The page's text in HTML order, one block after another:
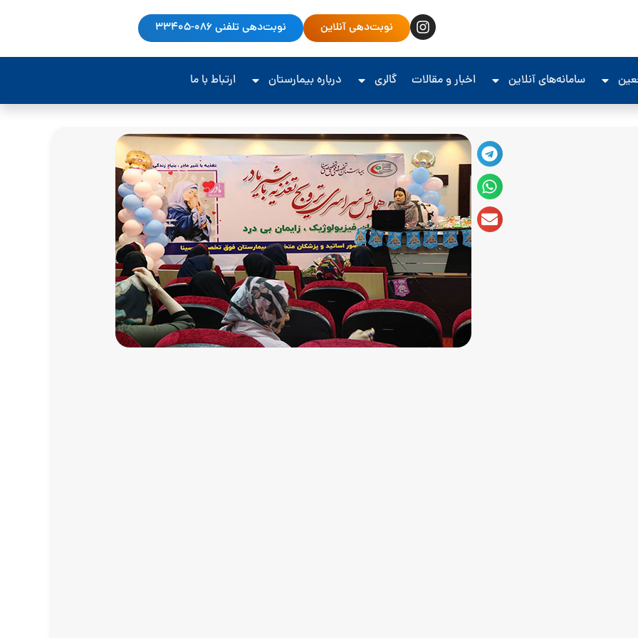
نوبت‌دهی آنلاین نوبت‌دهی تلفنی 086-33405
سامانه‌های آنلاین اخبار و مقالات گالری درباره‌ بیمارستان ارتباط با ما